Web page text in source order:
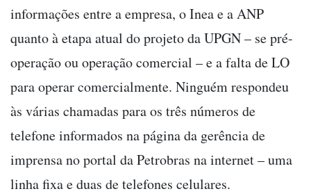
informações entre a empresa, o Inea e a ANP
quanto à etapa atual do projeto da UPGN – se pré-
operação ou operação comercial – e a falta de LO
para operar comercialmente. Ninguém respondeu
às várias chamadas para os três números de
telefone informados na página da gerência de
imprensa no portal da Petrobras na internet – uma
linha fixa e duas de telefones celulares.